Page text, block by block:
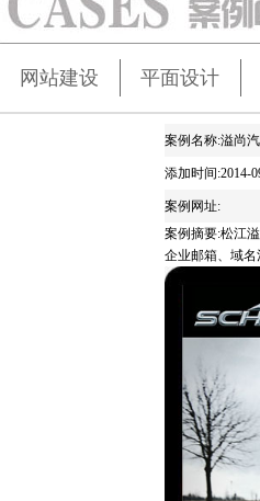
网站建设 平面设计
案例名称:溢尚
添加时间:2014-
案例网址:
案例摘要:松江
企业邮箱、域